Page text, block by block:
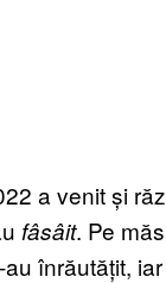
a venit și
fâsâit. Pe
înrăutățit,